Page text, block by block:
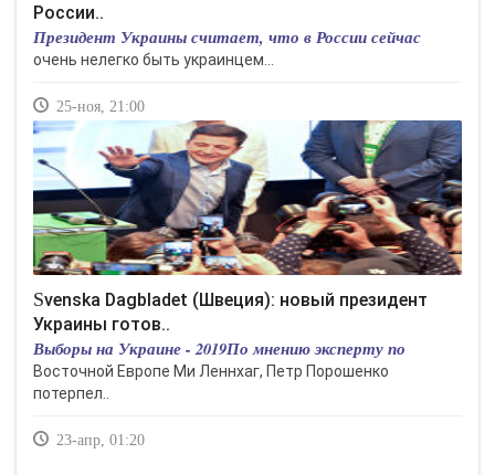
России..
Президент Украины считает, что в России сейчас
очень нелегко быть украинцем...
25-ноя, 21:00
Svenska Dagbladet (Швеция): новый президент
Украины готов..
Выборы на Украине - 2019По мнению эксперту по
Восточной Европе Ми Леннхаг, Петр Порошенко
потерпел..
23-апр, 01:20